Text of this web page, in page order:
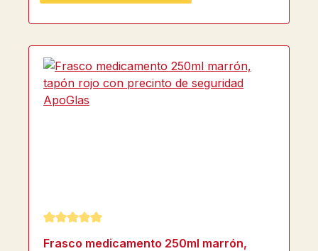
Calificación promedio de 5 de 5 estrellas
Frasco medicamento 250ml marrón,